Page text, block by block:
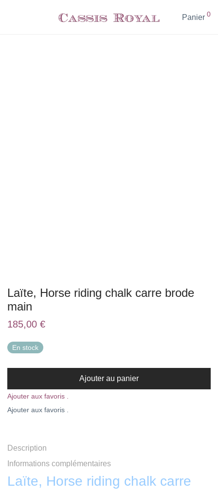
Panier 0
Laïte, Horse riding chalk carre brode
main
185,00 €
En stock
Ajouter au panier
Ajouter aux favoris .
Ajouter aux favoris .
Description
Informations complémentaires
Laïte, Horse riding chalk carre